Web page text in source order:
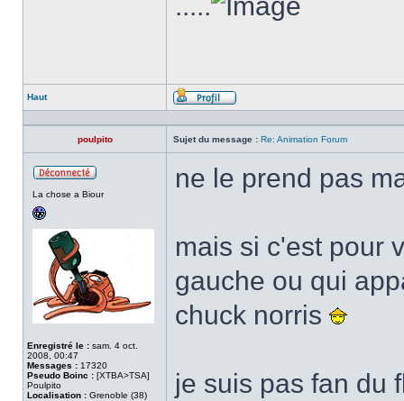
Haut
Profil
poulpito Sujet du message : Re: Animation Forum
ligne
La chose a Biour
Enregistré le : sam. 4 oct.
2008, 00:47
Messages : 17320
Pseudo Boinc : [XTBA>TSA]
Poulpito
Localisation : Grenoble (38)
ne le prend pas
mais si c'est pour
gauche ou qui
chuck norris
je suis pas fan du